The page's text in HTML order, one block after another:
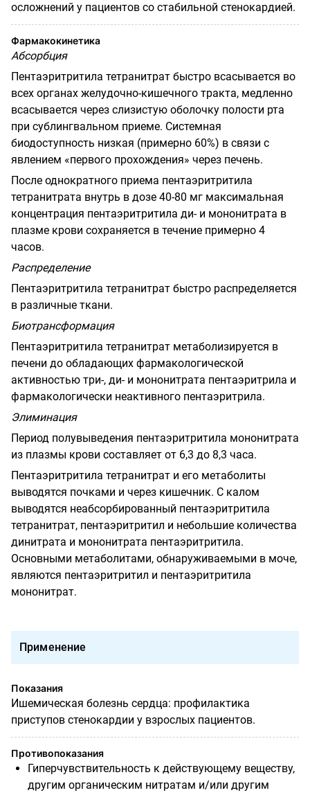
осложнений у пациентов со стабильной стенокардией.
Фармакокинетика
Абсорбция
Пентаэритритила тетранитрат быстро всасывается во
всех органах желудочно-кишечного тракта, медленно
всасывается через слизистую оболочку полости рта
при сублингвальном приеме. Системная
биодоступность низкая (примерно 60%) в связи с
явлением «первого прохождения» через печень.
После однократного приема пентаэритритила
тетранитрата внутрь в дозе 40-80 мг максимальная
концентрация пентаэритритила ди- и мононитрата в
плазме крови сохраняется в течение примерно 4
часов.
Распределение
Пентаэритритила тетранитрат быстро распределяется
в различные ткани.
Биотрансформация
Пентаэритритила тетранитрат метаболизируется в
печени до обладающих фармакологической
активностью три-, ди- и мононитрата пентаэритрила и
фармакологически неактивного пентаэритрила.
Элиминация
Период полувыведения пентаэритритила мононитрата
из плазмы крови составляет от 6,3 до 8,3 часа.
Пентаэритритила тетранитрат и его метаболиты
выводятся почками и через кишечник. С калом
выводятся неабсорбированный пентаэритритила
тетранитрат, пентаэритритил и небольшие количества
динитрата и мононитрата пентаэритритила.
Основными метаболитами, обнаруживаемыми в моче,
являются пентаэритритил и пентаэритритила
мононитрат.
Применение
Показания
Ишемическая болезнь сердца: профилактика
приступов стенокардии у взрослых пациентов.
Противопоказания
Гиперчувствительность к действующему веществу,
другим органическим нитратам и/или другим